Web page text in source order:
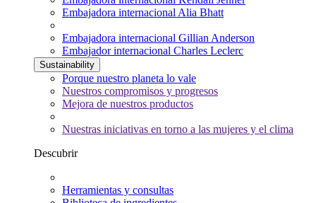
Embajadora internacional Alia Bhatt
Embajadora internacional Gillian Anderson
Embajador internacional Charles Leclerc
Sustainability
Porque nuestro planeta lo vale
Nuestros compromisos y progresos
Mejora de nuestros productos
Nuestras iniciativas en torno a las mujeres y el clima
Descubrir
Herramientas y consultas